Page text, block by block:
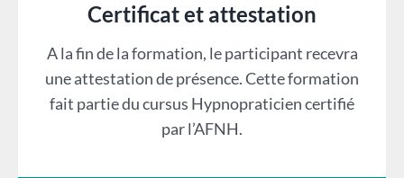
Certificat et attestation
A la fin de la formation, le participant recevra
une attestation de présence. Cette formation
fait partie du cursus Hypnopraticien certifié
par l’AFNH.